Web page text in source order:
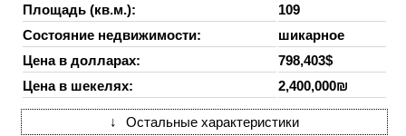
Площадь (кв.м.):
109
Состояние недвижимости:
шикарное
Цена в долларах:
798,403$
Цена в шекелях:
2,400,000₪
↓ Остальные характеристики